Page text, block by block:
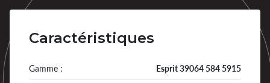
Caractéristiques
Gamme : Esprit 39064 584 5915